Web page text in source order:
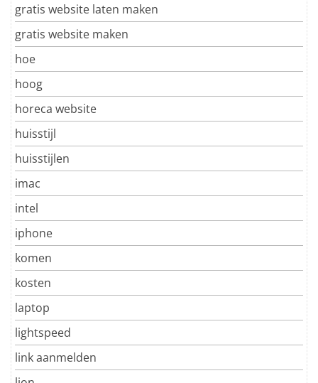
gratis website laten maken
gratis website maken
hoe
hoog
horeca website
huisstijl
huisstijlen
imac
intel
iphone
komen
kosten
laptop
lightspeed
link aanmelden